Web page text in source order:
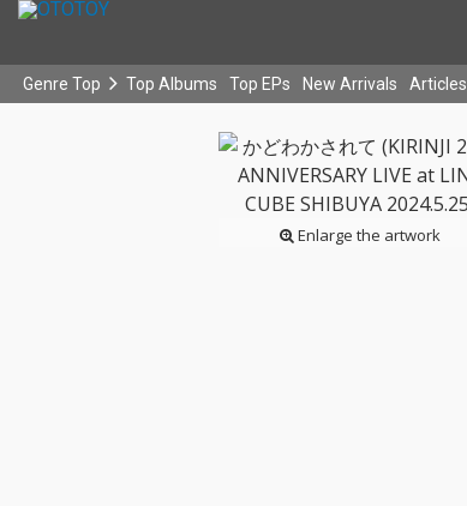
Genre Top Top Albums Top EPs New Arrivals Articles
Enlarge the artwork